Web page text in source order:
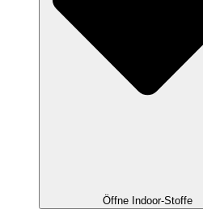
Öffne Indoor-Stoffe